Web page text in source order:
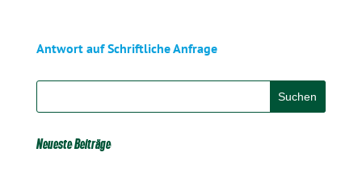
Antwort auf Schriftliche Anfrage
Neueste Beiträge